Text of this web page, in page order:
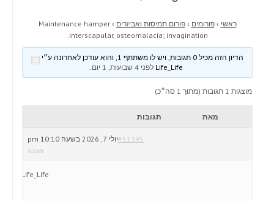
ראשי › פורומים › פורום תמיסות ואביזרים ›
Maintenance hamper
interscapular, osteomalacia; invagination.
הדיון הזה מכיל 0 תגובות, ויש לו משתתף 1, והוא עודכן לאחרונה ע״י
לפני 4 שבועות, 1 יום .
מוצגות 1 תגובות (מתוך 1 סה״כ)
מאת תגובות
יולי 7, 2026 בשעה 10:10 pm#51395
תגובה
Life_Life